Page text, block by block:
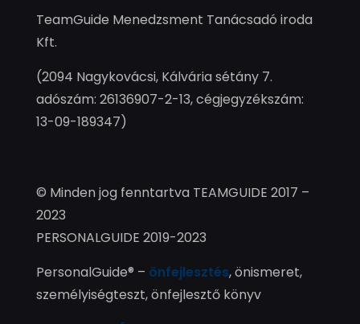
TeamGuide Menedzsment Tanácsadó iroda
Kft.
(2094 Nagykovácsi, Kálvária sétány 7.
adószám: 26136907-2-13, cégjegyzékszám:
13-09-189347)
© Minden jog fenntartva TEAMGUIDE 2017 –
2023
PERSONALGUIDE 2019-2023
PersonalGuide® – önfejlesztés, önismeret,
személyiségteszt, önfejlesztő könyv